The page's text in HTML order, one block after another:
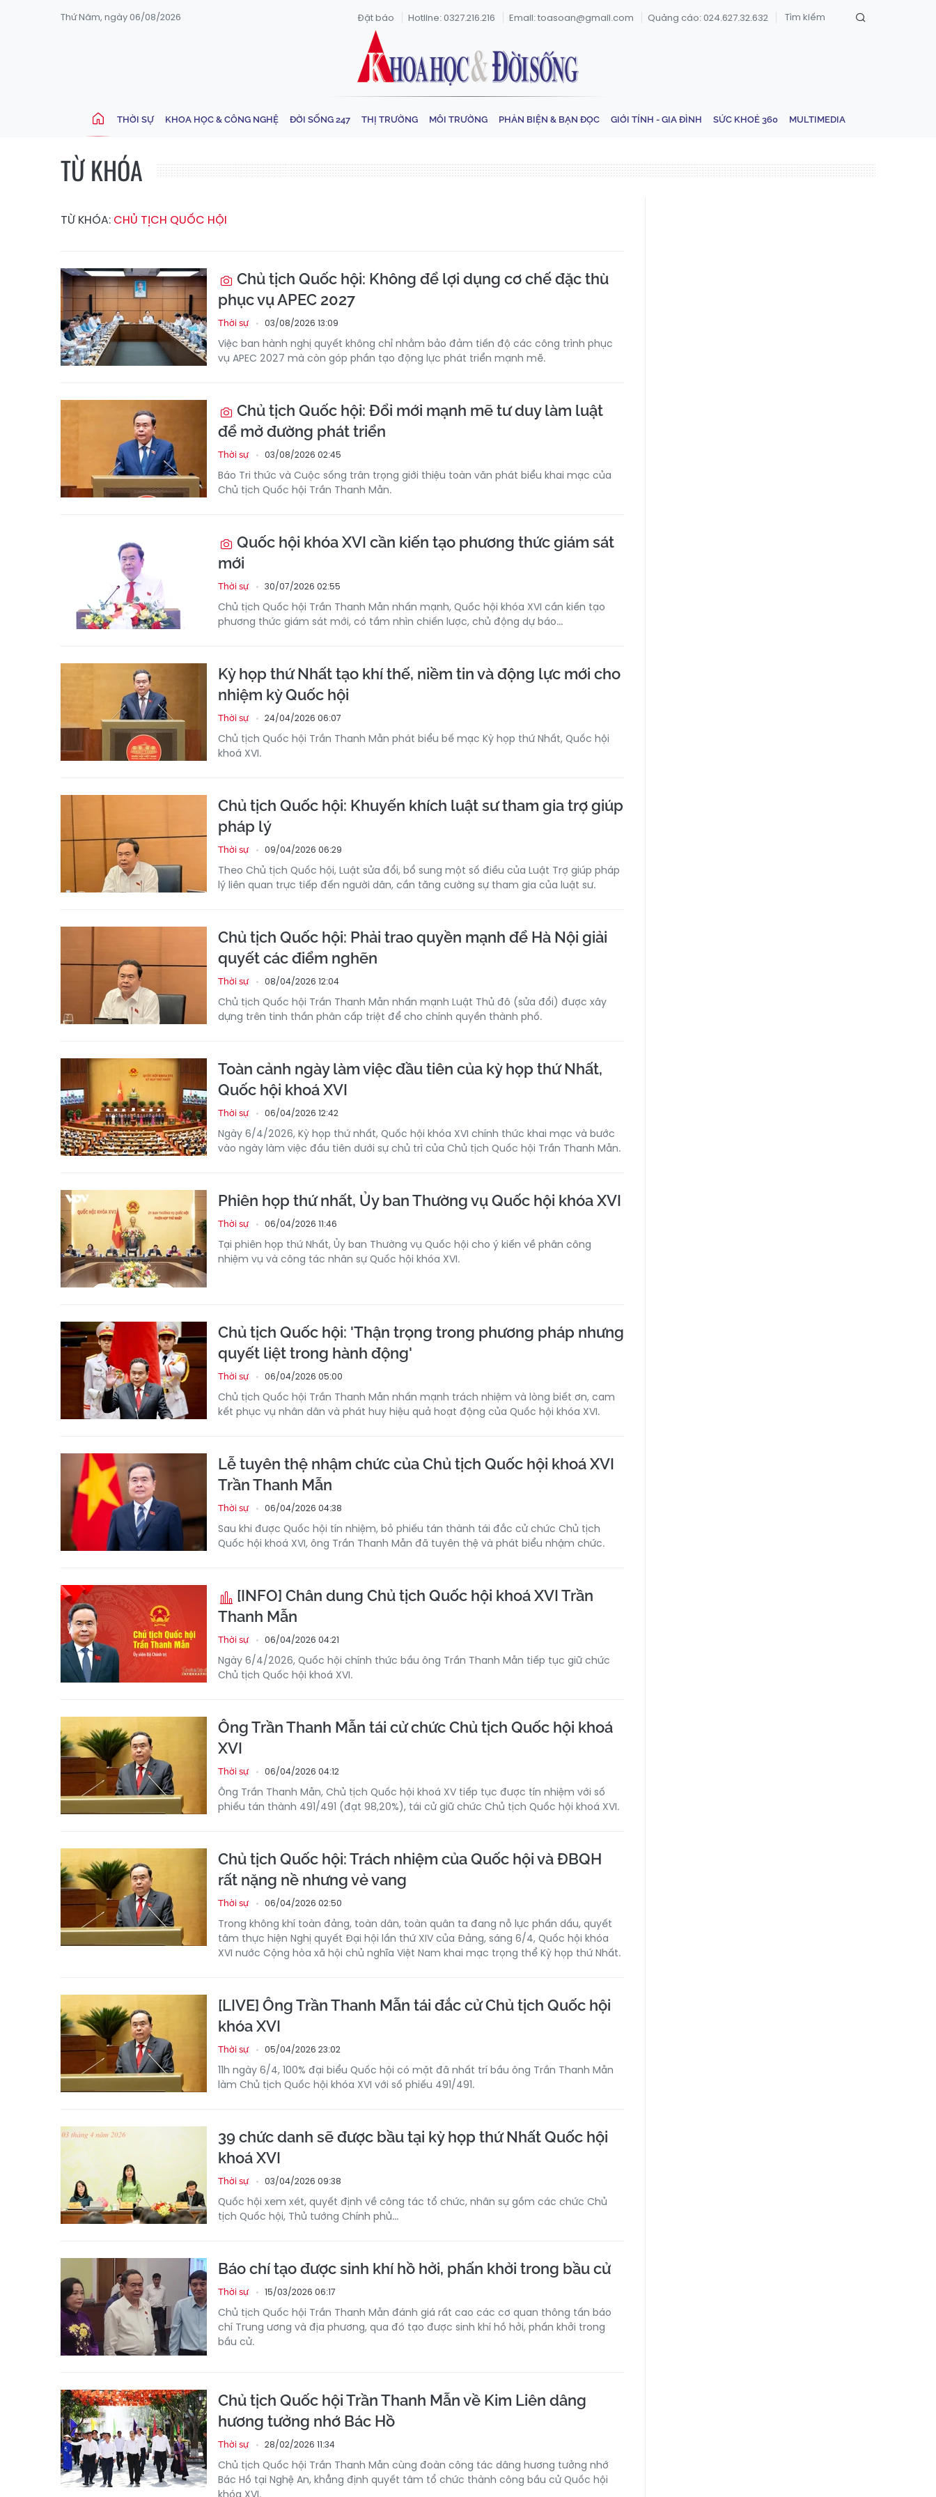
Thứ Năm, ngày 06/08/2026 Đặt báo Hotline: 0327.216.216 Email: toasoan@gmail.com Quảng cáo: 024.627.32.632
THỜI SỰ KHOA HỌC & CÔNG NGHỆ ĐỜI SỐNG 247 THỊ TRƯỜNG MÔI TRƯỜNG PHẢN BIỆN & BẠN ĐỌC GIỚI TÍNH - GIA ĐÌNH SỨC KHOẺ 360 MULTIMEDIA
TỪ KHÓA
TỪ KHÓA: CHỦ TỊCH QUỐC HỘI
Chủ tịch Quốc hội: Không để lợi dụng cơ chế đặc thù
phục vụ APEC 2027
Thời sự 03/08/2026 13:09
Việc ban hành nghị quyết không chỉ nhằm bảo đảm tiến độ các công trình phục
vụ APEC 2027 mà còn góp phần tạo động lực phát triển mạnh mẽ.
Chủ tịch Quốc hội: Đổi mới mạnh mẽ tư duy làm luật
để mở đường phát triển
Thời sự 03/08/2026 02:45
Báo Tri thức và Cuộc sống trân trọng giới thiệu toàn văn phát biểu khai mạc của
Chủ tịch Quốc hội Trần Thanh Mẫn.
Quốc hội khóa XVI cần kiến tạo phương thức giám sát
mới
Thời sự 30/07/2026 02:55
Chủ tịch Quốc hội Trần Thanh Mẫn nhấn mạnh, Quốc hội khóa XVI cần kiến tạo
phương thức giám sát mới, có tầm nhìn chiến lược, chủ động dự báo...
Kỳ họp thứ Nhất tạo khí thế, niềm tin và động lực mới cho
nhiệm kỳ Quốc hội
Thời sự 24/04/2026 06:07
Chủ tịch Quốc hội Trần Thanh Mẫn phát biểu bế mạc Kỳ họp thứ Nhất, Quốc hội
khoá XVI.
Chủ tịch Quốc hội: Khuyến khích luật sư tham gia trợ giúp
pháp lý
Thời sự 09/04/2026 06:29
Theo Chủ tịch Quốc hội, Luật sửa đổi, bổ sung một số điều của Luật Trợ giúp pháp
lý liên quan trực tiếp đến người dân, cần tăng cường sự tham gia của luật sư.
Chủ tịch Quốc hội: Phải trao quyền mạnh để Hà Nội giải
quyết các điểm nghẽn
Thời sự 08/04/2026 12:04
Chủ tịch Quốc hội Trần Thanh Mẫn nhấn mạnh Luật Thủ đô (sửa đổi) được xây
dựng trên tinh thần phân cấp triệt để cho chính quyền thành phố.
Toàn cảnh ngày làm việc đầu tiên của kỳ họp thứ Nhất,
Quốc hội khoá XVI
Thời sự 06/04/2026 12:42
Ngày 6/4/2026, Kỳ họp thứ nhất, Quốc hội khóa XVI chính thức khai mạc và bước
vào ngày làm việc đầu tiên dưới sự chủ trì của Chủ tịch Quốc hội Trần Thanh Mẫn.
Phiên họp thứ nhất, Ủy ban Thường vụ Quốc hội khóa XVI
Thời sự 06/04/2026 11:46
Tại phiên họp thứ Nhất, Ủy ban Thường vụ Quốc hội cho ý kiến về phân công
nhiệm vụ và công tác nhân sự Quốc hội khóa XVI.
Chủ tịch Quốc hội: 'Thận trọng trong phương pháp nhưng
quyết liệt trong hành động'
Thời sự 06/04/2026 05:00
Chủ tịch Quốc hội Trần Thanh Mẫn nhấn mạnh trách nhiệm và lòng biết ơn, cam
kết phục vụ nhân dân và phát huy hiệu quả hoạt động của Quốc hội khóa XVI.
Lễ tuyên thệ nhậm chức của Chủ tịch Quốc hội khoá XVI
Trần Thanh Mẫn
Thời sự 06/04/2026 04:38
Sau khi được Quốc hội tín nhiệm, bỏ phiếu tán thành tái đắc cử chức Chủ tịch
Quốc hội khoá XVI, ông Trần Thanh Mẫn đã tuyên thệ và phát biểu nhậm chức.
[INFO] Chân dung Chủ tịch Quốc hội khoá XVI Trần
Thanh Mẫn
Thời sự 06/04/2026 04:21
Ngày 6/4/2026, Quốc hội chính thức bầu ông Trần Thanh Mẫn tiếp tục giữ chức
Chủ tịch Quốc hội khoá XVI.
Ông Trần Thanh Mẫn tái cử chức Chủ tịch Quốc hội khoá
XVI
Thời sự 06/04/2026 04:12
Ông Trần Thanh Mẫn, Chủ tịch Quốc hội khoá XV tiếp tục được tín nhiệm với số
phiếu tán thành 491/491 (đạt 98,20%), tái cử giữ chức Chủ tịch Quốc hội khoá XVI.
Chủ tịch Quốc hội: Trách nhiệm của Quốc hội và ĐBQH
rất nặng nề nhưng vẻ vang
Thời sự 06/04/2026 02:50
Trong không khí toàn đảng, toàn dân, toàn quân ta đang nỗ lực phấn dấu, quyết
tâm thực hiện Nghị quyết Đại hội lần thứ XIV của Đảng, sáng 6/4, Quốc hội khóa
XVI nước Cộng hòa xã hội chủ nghĩa Việt Nam khai mạc trọng thể Kỳ họp thứ Nhất.
[LIVE] Ông Trần Thanh Mẫn tái đắc cử Chủ tịch Quốc hội
khóa XVI
Thời sự 05/04/2026 23:02
11h ngày 6/4, 100% đại biểu Quốc hội có mặt đã nhất trí bầu ông Trần Thanh Mẫn
làm Chủ tịch Quốc hội khóa XVI với số phiếu 491/491.
39 chức danh sẽ được bầu tại kỳ họp thứ Nhất Quốc hội
khoá XVI
Thời sự 03/04/2026 09:38
Quốc hội xem xét, quyết định về công tác tổ chức, nhân sự gồm các chức Chủ
tịch Quốc hội, Thủ tướng Chính phủ...
Báo chí tạo được sinh khí hồ hởi, phấn khởi trong bầu cử
Thời sự 15/03/2026 06:17
Chủ tịch Quốc hội Trần Thanh Mẫn đánh giá rất cao các cơ quan thông tấn báo
chí Trung ương và địa phương, qua đó tạo được sinh khí hồ hởi, phấn khởi trong
bầu cử.
Chủ tịch Quốc hội Trần Thanh Mẫn về Kim Liên dâng
hương tưởng nhớ Bác Hồ
Thời sự 28/02/2026 11:34
Chủ tịch Quốc hội Trần Thanh Mẫn cùng đoàn công tác dâng hương tưởng nhớ
Bác Hồ tại Nghệ An, khẳng định quyết tâm tổ chức thành công bầu cử Quốc hội
khóa XVI.